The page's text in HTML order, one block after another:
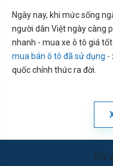
Ngày nay, khi mức sống
người dân Việt ngày càng
nhanh - mua xe ô tô giá
mua bán ô tô đã sử dụng -
quốc chính thức ra đời.
Trở